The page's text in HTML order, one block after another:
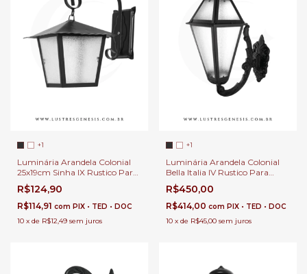
+1
Luminária Arandela Colonial
25x19cm Sinha IX Rustico Para
Áreas Externas de Casas, Sítios
e Fazendas - Incolustres o Linha
Sinha - 1221
R$124,90
R$114,91 com PIX • TED • DOC
10 x de R$12,49 sem juros
+1
Luminária Arandela Colonial
Bella Italia IV Rustico Para
Áreas Externas de Casas, Sítios
e Fazendas
R$450,00
R$414,00 com PIX • TED • DOC
10 x de R$45,00 sem juros